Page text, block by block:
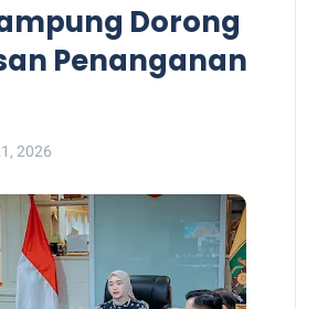
Dorong
Penanganan
2026